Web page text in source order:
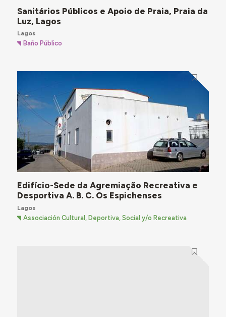
Sanitários Públicos e Apoio de Praia, Praia da
Luz, Lagos
Lagos
Baño Público
Edifício-Sede da Agremiação Recreativa e
Desportiva A. B. C. Os Espichenses
Lagos
Associación Cultural, Deportiva, Social y/o Recreativa